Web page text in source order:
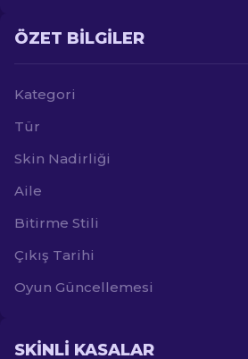
ÖZET BILGILER
Kategori
Tür
Skin Nadirliği
Aile
Bitirme Stili
Çıkış Tarihi
Oyun Güncellemesi
SKINLI KASALAR